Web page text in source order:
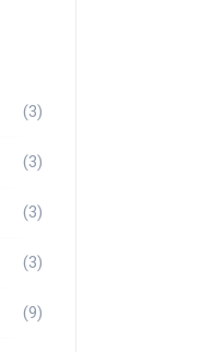
(3)
(3)
(3)
(3)
(9)